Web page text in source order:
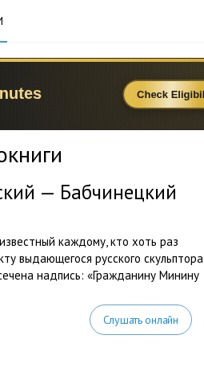
— Бабчинецкий
каждому, кто хоть раз
выдающегося русского скульптора
надпись: «Гражданину Минину
Слушать онлайн